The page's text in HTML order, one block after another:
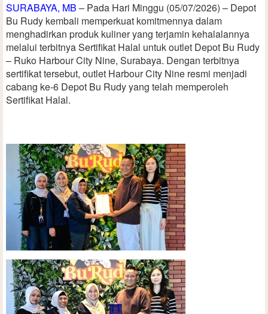
SURABAYA, MB – Pada Hari Minggu (05/07/2026) – Depot
Bu Rudy kembali memperkuat komitmennya dalam
menghadirkan produk kuliner yang terjamin kehalalannya
melalui terbitnya Sertifikat Halal untuk outlet Depot Bu Rudy
– Ruko Harbour City Nine, Surabaya. Dengan terbitnya
sertifikat tersebut, outlet Harbour City Nine resmi menjadi
cabang ke-6 Depot Bu Rudy yang telah memperoleh
Sertifikat Halal.